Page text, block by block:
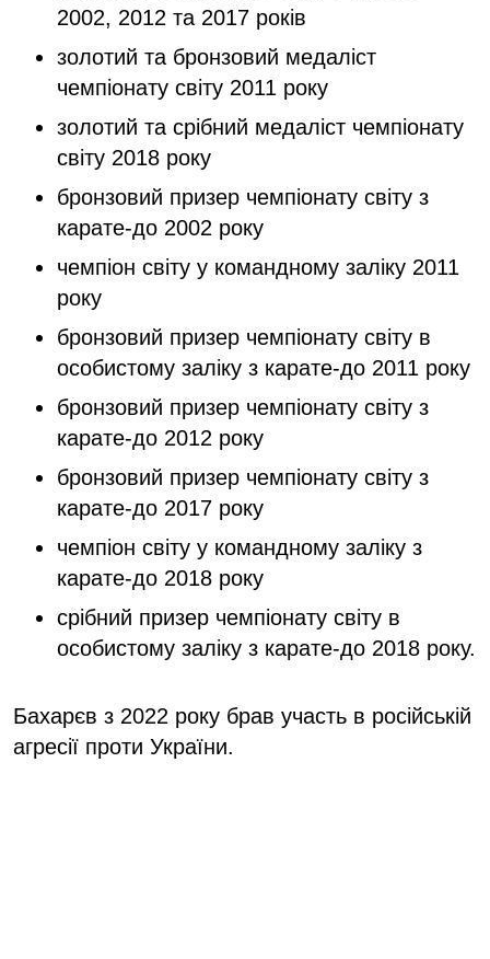
2002, 2012 та 2017 років
золотий та бронзовий медаліст
чемпіонату світу 2011 року
золотий та срібний медаліст чемпіонату
світу 2018 року
бронзовий призер чемпіонату світу з
карате-до 2002 року
чемпіон світу у командному заліку 2011
року
бронзовий призер чемпіонату світу в
особистому заліку з карате-до 2011 року
бронзовий призер чемпіонату світу з
карате-до 2012 року
бронзовий призер чемпіонату світу з
карате-до 2017 року
чемпіон світу у командному заліку з
карате-до 2018 року
срібний призер чемпіонату світу в
особистому заліку з карате-до 2018 року.
Бахарєв з 2022 року брав участь в російській
агресії проти України.